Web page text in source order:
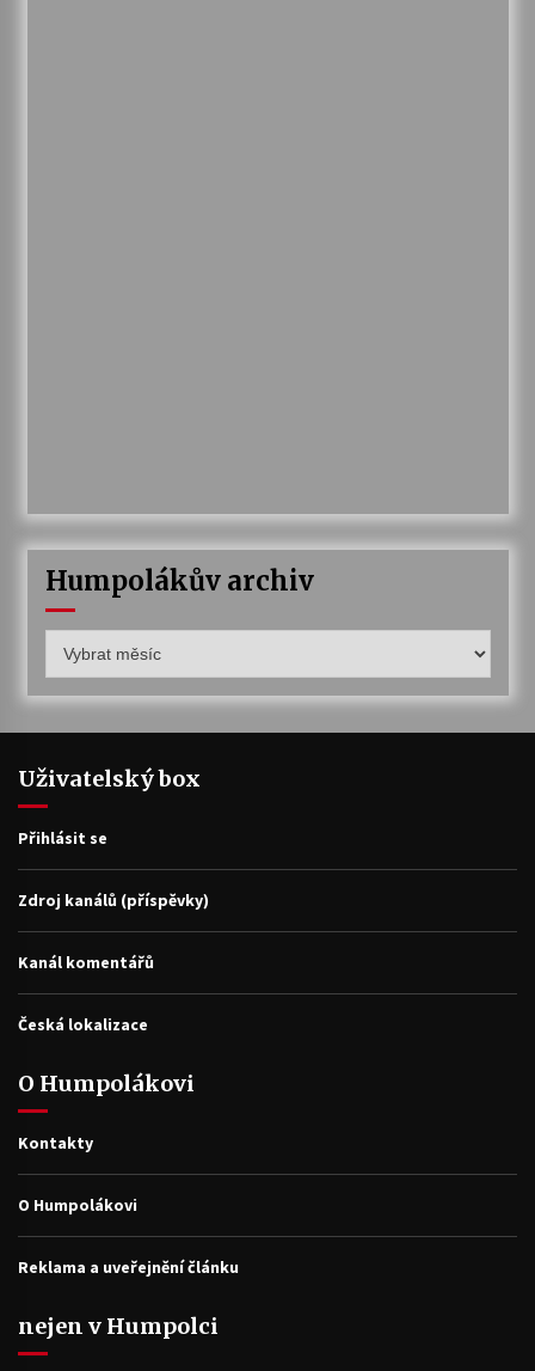
Humpolákův archiv
archiv
Uživatelský box
Přihlásit se
Zdroj kanálů (příspěvky)
Kanál komentářů
Česká lokalizace
O Humpolákovi
Kontakty
O Humpolákovi
Reklama a uveřejnění článku
nejen v Humpolci